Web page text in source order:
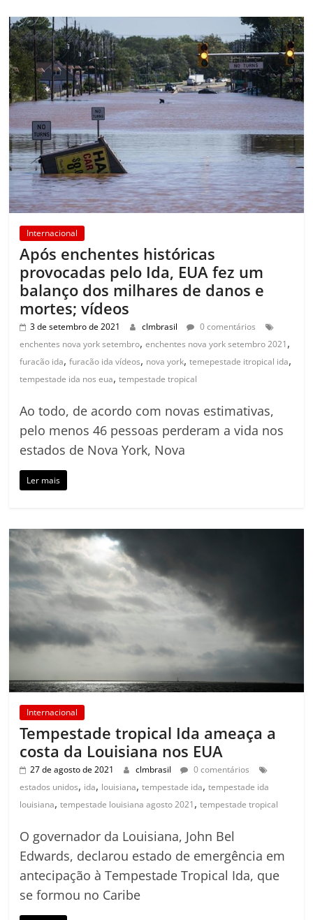
Internacional
Após enchentes históricas
provocadas pelo Ida, EUA fez um
balanço dos milhares de danos e
mortes; vídeos
3 de setembro de 2021 clmbrasil
0 comentários
enchentes nova york setembro,enchentes nova york setembro 2021,
furacão ida,furacão ida vídeos, nova york,temepestade itropical ida,
tempestade ida nos eua,tempestade tropical
Ao todo, de acordo com novas estimativas,
pelo menos 46 pessoas perderam a vida nos
estados de Nova York, Nova
Ler mais
Internacional
Tempestade tropical Ida ameaça a
costa da Louisiana nos EUA
27 de agosto de 2021 clmbrasil
0 comentários
estados unidos, ida, louisiana,tempestade ida,tempestade ida
louisiana,tempestade louisiana agosto 2021,tempestade tropical
O governador da Louisiana, John Bel
Edwards, declarou estado de emergência em
antecipação à Tempestade Tropical Ida, que
se formou no Caribe